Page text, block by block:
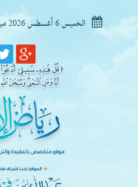
الخميس 6 أغسطس 2026 ميلادى - 21 صفر 1448 هجرى